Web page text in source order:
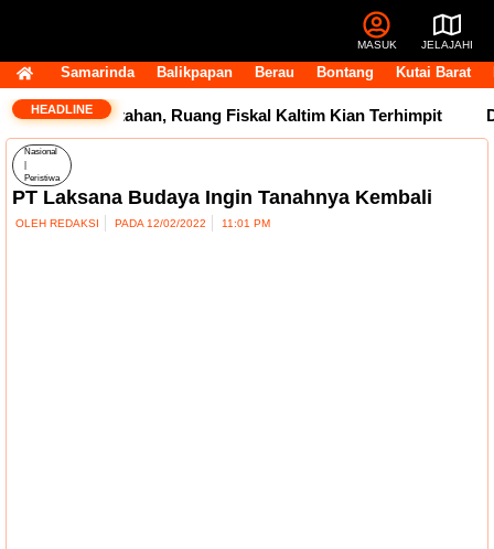
MASUK JELAJAHI
Samarinda Balikpapan Berau Bontang Kutai Barat
HEADLINE
Masih Tertahan, Ruang Fiskal Kaltim Kian Terhimpit
Nasional
Peristiwa
PT Laksana Budaya Ingin Tanahnya Kembali
OLEH REDAKSI PADA 12/02/2022 11:01 PM